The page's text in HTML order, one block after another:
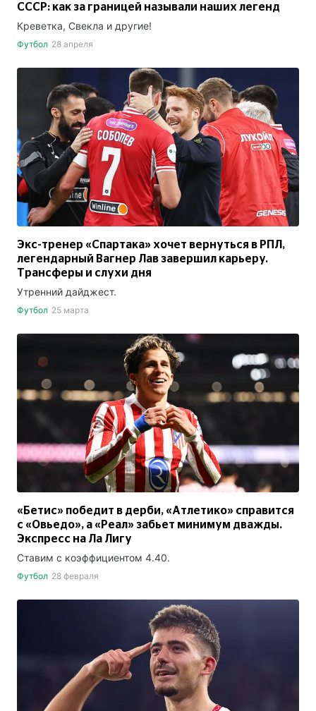
СССР: как за границей называли наших легенд
Креветка, Свекла и другие!
Футбол 28 апреля
Экс-тренер «Спартака» хочет вернуться в РПЛ,
легендарный Вагнер Лав завершил карьеру.
Трансферы и слухи дня
Утренний дайджест.
Футбол 25 марта
«Бетис» победит в дерби, «Атлетико» справится
с «Овьедо», а «Реал» забьет минимум дважды.
Экспресс на Ла Лигу
Ставим с коэффициентом 4.40.
Футбол 28 февраля